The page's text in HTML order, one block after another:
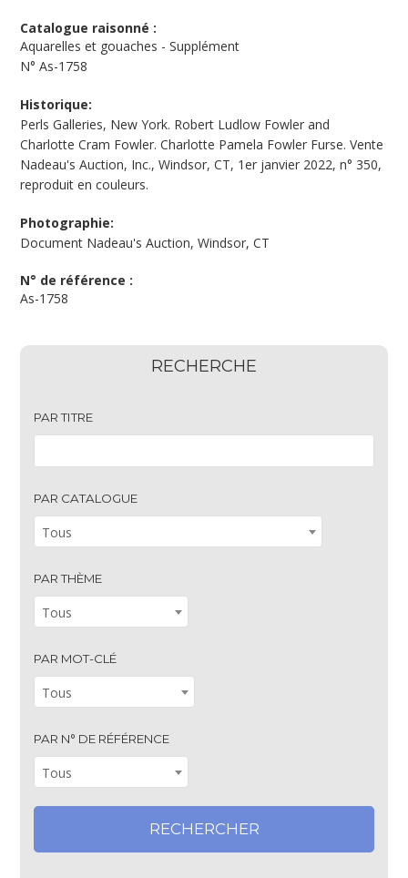
Catalogue raisonné :
Aquarelles et gouaches - Supplément
N° As-1758
Historique:
Perls Galleries, New York. Robert Ludlow Fowler and
Charlotte Cram Fowler. Charlotte Pamela Fowler Furse. Vente
Nadeau's Auction, Inc., Windsor, CT, 1er janvier 2022, n° 350,
reproduit en couleurs.
Photographie:
Document Nadeau's Auction, Windsor, CT
N° de référence :
As-1758
RECHERCHE
PAR TITRE
PAR CATALOGUE
Tous
PAR THÈME
Tous
PAR MOT-CLÉ
Tous
PAR N° DE RÉFÉRENCE
Tous